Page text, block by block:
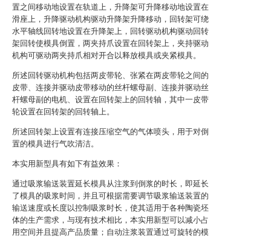
置之间移动地设置在轨道上，升降架可升降移动地设置在
滑座上，升降驱动机构驱动升降架升降移动，回转架可绕
水平轴线回转地设置在升降架上，回转驱动机构驱动回转
架回转使模具倒置，两夹持爪设置在回转架上，夹持驱动
机构可驱动两夹持爪相对开合以释放模具或夹紧模具。
所述回转驱动机构包括两皮带轮、张紧在两皮带轮之间的
皮带、连接并驱动皮带移动的丝杆螺母副、连接并驱动丝
杆螺母副的电机、设置在回转架上的回转轴，其中一皮带
轮设置在回转架的回转轴上。
所述回转架上设置有连接压缩空气的气体喷头，用于对倒
置的模具进行气吹清洁。
本实用新型具有如下有益效果：
通过吸浆输送装置延长模具从注浆到倒浆的时长，即延长
了模具的吸浆时间，并且可根据需要调节吸浆输送装置的
输送速度或长度以控制吸浆时长，使其适用于各种陶瓷坯
体的生产需求，与现有技术相比，本实用新型可以减小占
用空间并且提高产品质量；自动注浆装置通过可旋转的模